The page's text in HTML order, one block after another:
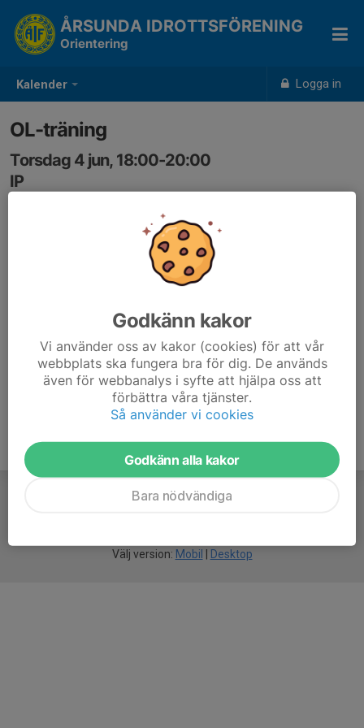
Kalender Logga in
ÅRSUNDA IDROTTSFÖRENING
Orientering
OL-träning
Torsdag 4 jun, 18:00-20:00
IP
Välj version: Mobil Desktop
Godkänn kakor
Vi använder oss av kakor (cookies) för att vår
webbplats ska fungera bra för dig. De används
även för webbanalys i syfte att hjälpa oss att
förbättra våra tjänster.
Så använder vi cookies
Godkänn alla kakor
Bara nödvändiga